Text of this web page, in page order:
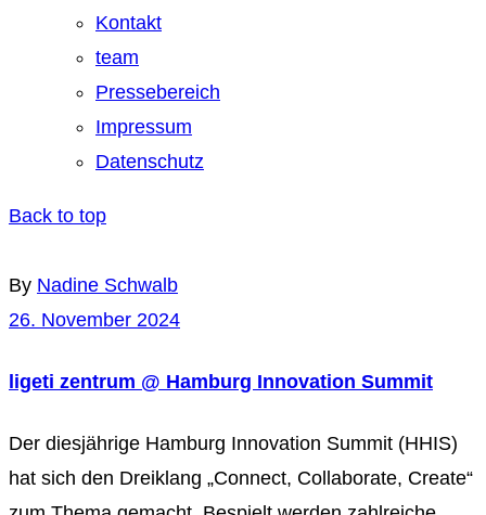
Kontakt
team
Pressebereich
Impressum
Datenschutz
Back to top
By Nadine Schwalb
26. November 2024
ligeti zentrum @ Hamburg Innovation Summit
Der diesjährige Hamburg Innovation Summit (HHIS)
hat sich den Dreiklang „Connect, Collaborate, Create“